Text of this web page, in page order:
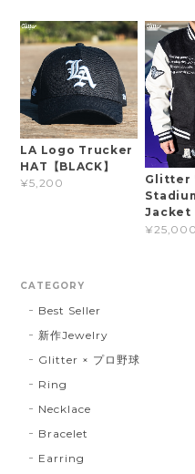
LA Logo Trucker
HAT【BLACK】
¥5,200
Glitter
Jacket
¥25,000
CATEGORY
Best Seller
新作Jewelry
Glitter × プロ野球
Ring
Necklace
Bracelet
Earring